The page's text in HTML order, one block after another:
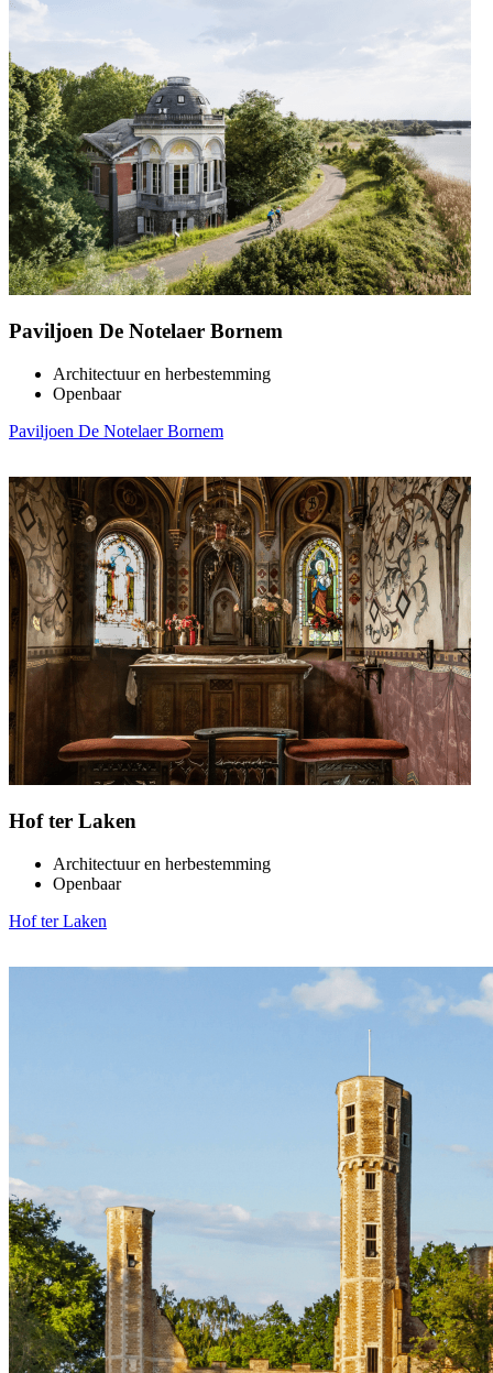
Paviljoen De Notelaer Bornem
Architectuur en herbestemming
Openbaar
Paviljoen De Notelaer Bornem
Hof ter Laken
Architectuur en herbestemming
Openbaar
Hof ter Laken